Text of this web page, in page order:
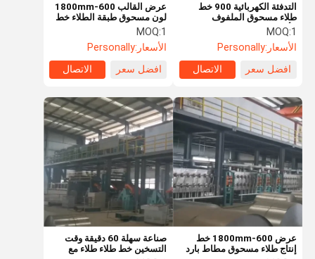
منزل المنتجات أشرطة فيديو حول بنا
التدفئة الكهربائية 900 خط
طلاء مسحوق الملفوف
الألومنيوم مع حلول مخصصة
MOQ:1
الأسعار:Personally
افضل سعر
الاتصال
عرض القالب 600-1800mm
لون مسحوق طبقة الطلاء خط
مع لون الطلاء قابلة للتخصيص و
60 دقيقة وقت التسخين
MOQ:1
الأسعار:Personally
افضل سعر
الاتصال
عرض 600-1800mm خط
إنتاج طلاء مسحوق مطاط بارد
صناعة سهلة 60 دقيقة وقت
التسخين خط طلاء طلاء مع